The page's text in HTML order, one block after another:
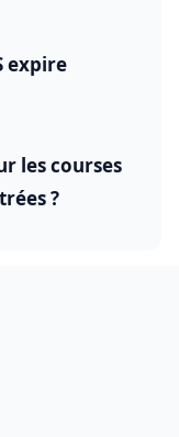
expire
les courses
?